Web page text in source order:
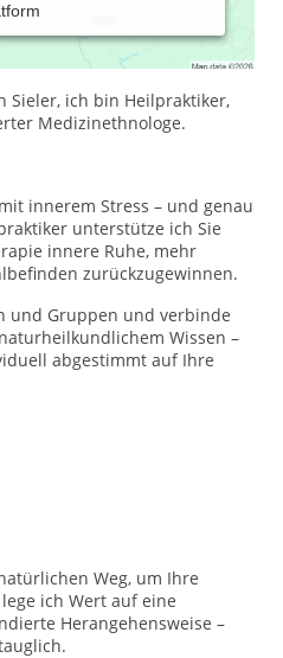
Sieler, ich bin Heilpraktiker,
Medizinethnologe.
innerem Stress – und genau
unterstütze ich Sie
innere Ruhe, mehr
zurückzugewinnen.
und Gruppen und verbinde
Wissen –
abgestimmt auf Ihre
Weg, um Ihre
ich Wert auf eine
Herangehensweise –